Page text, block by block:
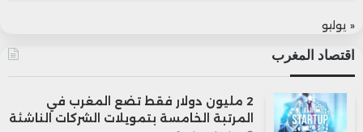
« يوليو
اقتصاد المغرب
2 مليون دولار فقط تضع المغرب في
المرتبة الخامسة بتمويلات الشركات الناشئة